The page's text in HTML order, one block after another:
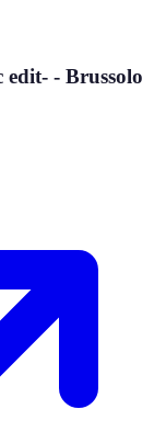
- Brussolo